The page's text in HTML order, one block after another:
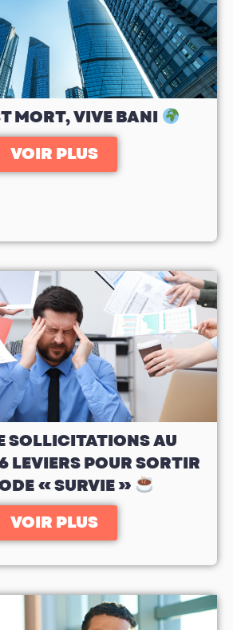
MORT, VIVE BANI
VOIR PLUS
SOLLICITATIONS AU
LEVIERS POUR SORTIR
« SURVIE »
VOIR PLUS